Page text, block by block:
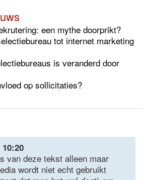
een mythe doorprikt?
tot internet marketing
is veranderd door
op sollicitaties?
10:20
van deze tekst alleen maar
wordt niet echt gebruikt